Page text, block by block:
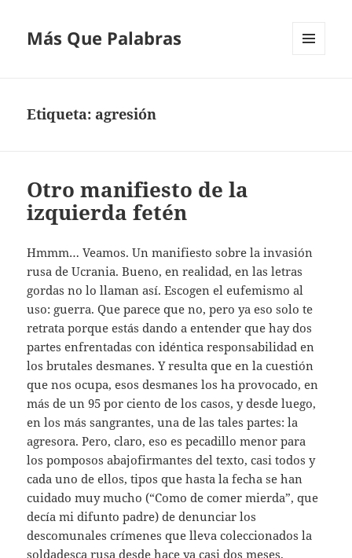
Más Que Palabras
Etiqueta: agresión
Otro manifiesto de la
izquierda fetén
Hmmm… Veamos. Un manifiesto sobre la invasión
rusa de Ucrania. Bueno, en realidad, en las letras
gordas no lo llaman así. Escogen el eufemismo al
uso: guerra. Que parece que no, pero ya eso solo te
retrata porque estás dando a entender que hay dos
partes enfrentadas con idéntica responsabilidad en
los brutales desmanes. Y resulta que en la cuestión
que nos ocupa, esos desmanes los ha provocado, en
más de un 95 por ciento de los casos, y desde luego,
en los más sangrantes, una de las tales partes: la
agresora. Pero, claro, eso es pecadillo menor para
los pomposos abajofirmantes del texto, casi todos y
cada uno de ellos, tipos que hasta la fecha se han
cuidado muy mucho (“Como de comer mierda”, que
decía mi difunto padre) de denunciar los
descomunales crímenes que lleva coleccionados la
soldadesca rusa desde hace ya casi dos meses.